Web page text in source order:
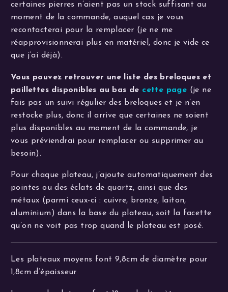
certaines pierres n’aient pas un stock suffisant au
moment de la commande, auquel cas je vous
recontacterai pour la remplacer (je ne me
réapprovisionnerai plus en matériel, donc je vide ce
que j’ai déjà).
Vous pouvez retrouver une liste des breloques et
paillettes disponibles au bas de cette page (je ne
fais pas un suivi régulier des breloques et je n’en
restocke plus, donc il arrive que certaines ne soient
plus disponibles au moment de la commande, je
vous préviendrai pour remplacer ou supprimer au
besoin).
Pour chaque plateau, j’ajoute automatiquement des
pointes ou des éclats de quartz, ainsi que des
métaux (parmi ceux-ci : cuivre, bronze, laiton,
aluminium) dans la base du plateau, soit la facette
qu’on ne voit pas trop quand le plateau est posé.
Les plateaux moyens font 9,8cm de diamètre pour
1,8cm d’épaisseur